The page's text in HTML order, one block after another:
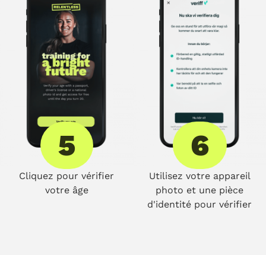
5
Cliquez pour vérifier
votre âge
6
Utilisez votre appareil
photo et une pièce
d'identité pour vérifier